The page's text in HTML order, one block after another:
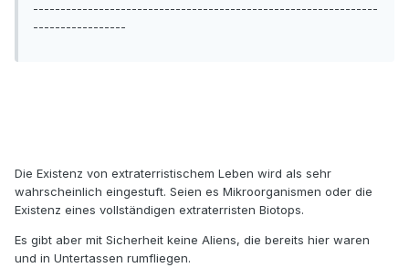
---------------------------------------------------------------
-----------------
Die Existenz von extraterristischem Leben wird als sehr
wahrscheinlich eingestuft. Seien es Mikroorganismen oder die
Existenz eines vollständigen extraterristen Biotops.
Es gibt aber mit Sicherheit keine Aliens, die bereits hier waren
und in Untertassen rumfliegen.